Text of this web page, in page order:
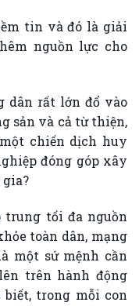
tin và đó là giải
nguồn lực cho
dân rất lớn đổ vào
sản và cả từ thiện,
chiến dịch huy
đóng góp xây
trung tối đa nguồn
toàn dân, mạng
một sứ mệnh cần
trên hành động
trong mỗi con